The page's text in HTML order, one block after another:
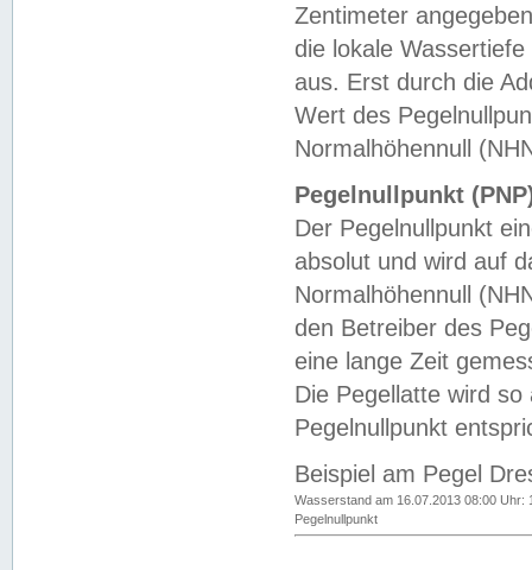
Zentimeter
die lokale
aus. Erst durch die
Wert des
Normalhöhennull
Pegelnullpunkt
Der Pegelnullpunkt
absolut und wird auf
Normalhöhennull
den Betreiber des
eine lange Zeit
Die Pegellatte wird
Pegelnullpunkt
Beispiel am Pegel
Wasserstand am 16.07.2013 08:00 Uhr:
Pegelnullpunkt